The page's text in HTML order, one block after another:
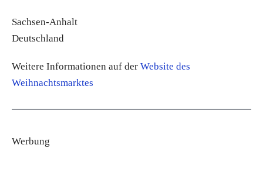
Sachsen-Anhalt
Deutschland
Weitere Informationen auf der Website des
Weihnachtsmarktes
Werbung